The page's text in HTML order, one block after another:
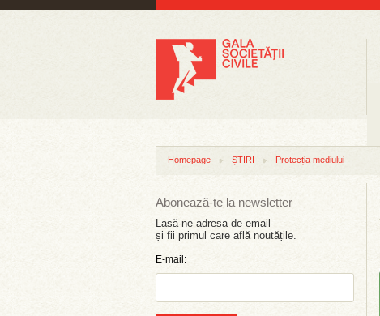
Homepage ȘTIRI Protecția mediului
Abonează-te la newsletter
Lasă-ne adresa de email
și fii primul care află noutățile.
E-mail: